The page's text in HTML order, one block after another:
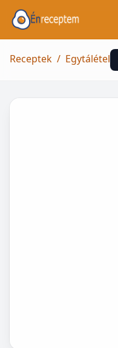
Receptek / Egytálétel